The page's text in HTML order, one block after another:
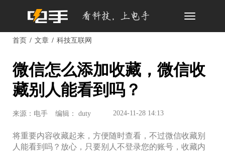
Toggle
首页 文章 科技互联网
微信怎么添加收藏，微信收
藏别人能看到吗？
来源：电手 编辑： duty 2024-11-28 14:13
将重要内容收藏起来，方便随时查看，不过微信收藏别
人能看到吗？放心，只要别人不登录您的账号，收藏内